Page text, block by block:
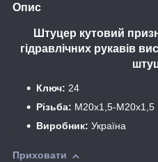
Опис
Штуцер кутовий
гідравлічних рукавів
Ключ: 24
Різьба: М20х1,5-М20х1,5
Виробник: Україна
Приховати